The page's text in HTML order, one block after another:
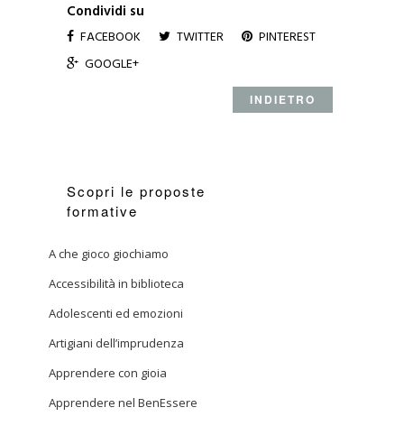
Condividi su
FACEBOOK TWITTER
PINTEREST
GOOGLE+
INDIETRO
Scopri le proposte
formative
A che gioco giochiamo
Accessibilità in biblioteca
Adolescenti ed emozioni
Artigiani dell’imprudenza
Apprendere con gioia
Apprendere nel BenEssere